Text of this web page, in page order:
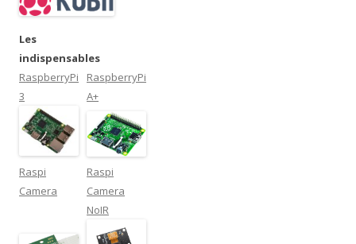
Les
indispensables
RaspberryPi
3
RaspberryPi
A+
Raspi
Camera
Raspi
Camera
NoIR